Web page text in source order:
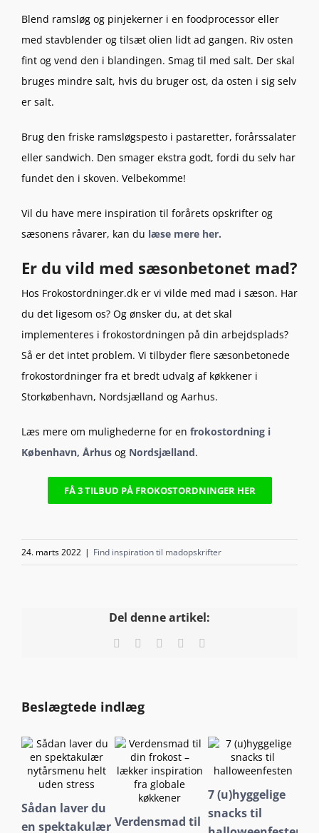
Blend ramsløg og pinjekerner i en foodprocessor eller
med stavblender og tilsæt olien lidt ad gangen. Riv osten
fint og vend den i blandingen. Smag til med salt. Der skal
bruges mindre salt, hvis du bruger ost, da osten i sig selv
er salt.
Brug den friske ramsløgspesto i pastaretter, forårssalater
eller sandwich. Den smager ekstra godt, fordi du selv har
fundet den i skoven. Velbekomme!
Vil du have mere inspiration til forårets opskrifter og
sæsonens råvarer, kan du læse mere her.
Er du vild med sæsonbetonet mad?
Hos Frokostordninger.dk er vi vilde med mad i sæson. Har
du det ligesom os? Og ønsker du, at det skal
implementeres i frokostordningen på din arbejdsplads?
Så er det intet problem. Vi tilbyder flere sæsonbetonede
frokostordninger fra et bredt udvalg af køkkener i
Storkøbenhavn, Nordsjælland og Aarhus.
Læs mere om mulighederne for en frokostordning i
København, Århus og Nordsjælland.
FÅ 3 TILBUD PÅ FROKOSTORDNINGER HER
24. marts 2022 | Find inspiration til madopskrifter
Del denne artikel:
Facebook LinkedInPinterest
Beslægtede indlæg
Sådan laver du
en spektakulær Verdensmad til
7 (u)hyggelige
snacks til